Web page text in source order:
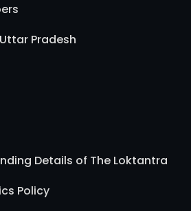
Pradesh
Details of The Loktantra
Policy